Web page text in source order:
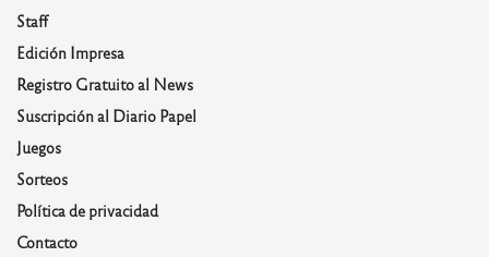
Staff
Edición Impresa
Registro Gratuito al News
Suscripción al Diario Papel
Juegos
Sorteos
Política de privacidad
Contacto